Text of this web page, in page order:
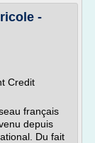
-
Credit
français
depuis
Du fait